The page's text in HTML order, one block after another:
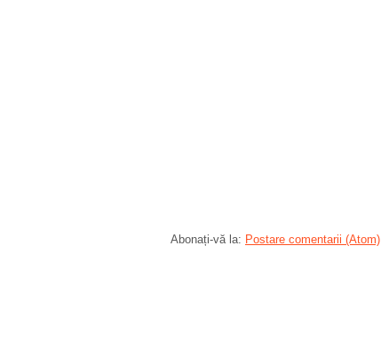
Abonați-vă la: Postare comentarii (Atom)